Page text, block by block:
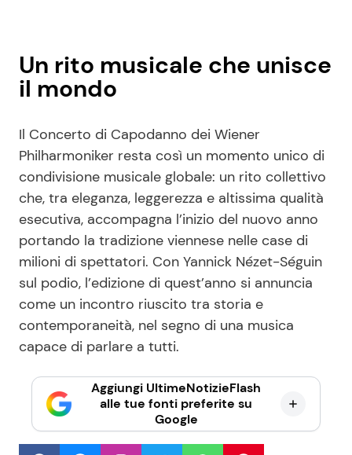
Un rito musicale che unisce
il mondo
Il Concerto di Capodanno dei Wiener
Philharmoniker resta così un momento unico di
condivisione musicale globale: un rito collettivo
che, tra eleganza, leggerezza e altissima qualità
esecutiva, accompagna l’inizio del nuovo anno
portando la tradizione viennese nelle case di
milioni di spettatori. Con Yannick Nézet-Séguin
sul podio, l’edizione di quest’anno si annuncia
come un incontro riuscito tra storia e
contemporaneità, nel segno di una musica
capace di parlare a tutti.
Aggiungi UltimeNotizieFlash
alle tue fonti preferite su
Google